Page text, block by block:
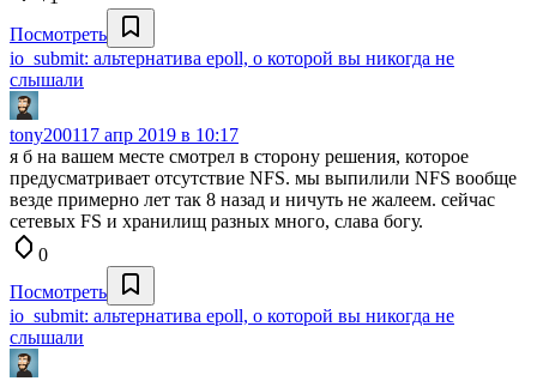
Посмотреть
io_submit: альтернатива epoll, о которой вы никогда не
слышали
tony200117 апр 2019 в 10:17
я б на вашем месте смотрел в сторону решения, которое
предусматривает отсутствие NFS. мы выпилили NFS вообще
везде примерно лет так 8 назад и ничуть не жалеем. сейчас
сетевых FS и хранилищ разных много, слава богу.
0
Посмотреть
io_submit: альтернатива epoll, о которой вы никогда не
слышали